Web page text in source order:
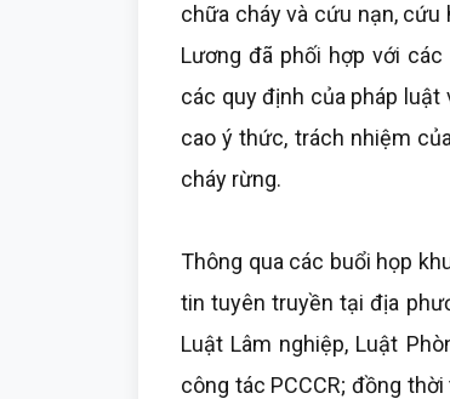
chữa cháy và cứu nạn, cứu
Lương đã phối hợp với
các quy định của pháp luật
cao ý thức, trách nhiệm
cháy rừng.
Thông qua các buổi họp
tin tuyên truyền tại địa
Luật Lâm nghiệp, Luật
công tác PCCCR; đồng